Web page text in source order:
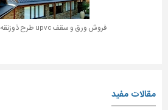
فروش ورق و سقف upvc طرح ذوزنقه ای یو پی وی سی
مقالات مفید